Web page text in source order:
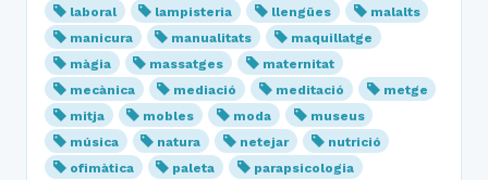
laboral
lampisteria llengües
malalts
manicura
manualitats
maquillatge
màgia
massatges
maternitat
mecànica
mediació meditació
metge
mitja
mobles moda
museus
música
natura netejar
nutrició
ofimàtica
paleta
parapsicologia